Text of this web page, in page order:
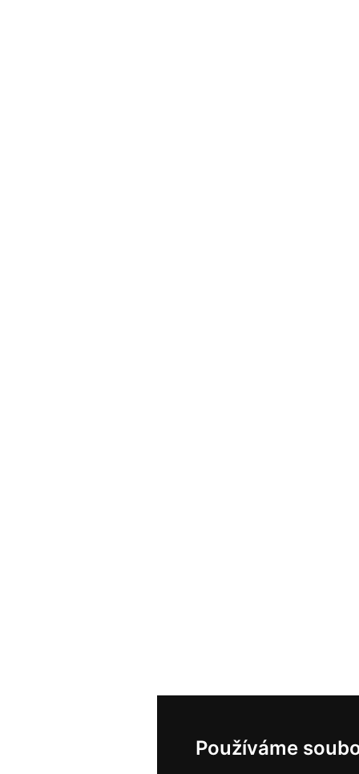
Používáme